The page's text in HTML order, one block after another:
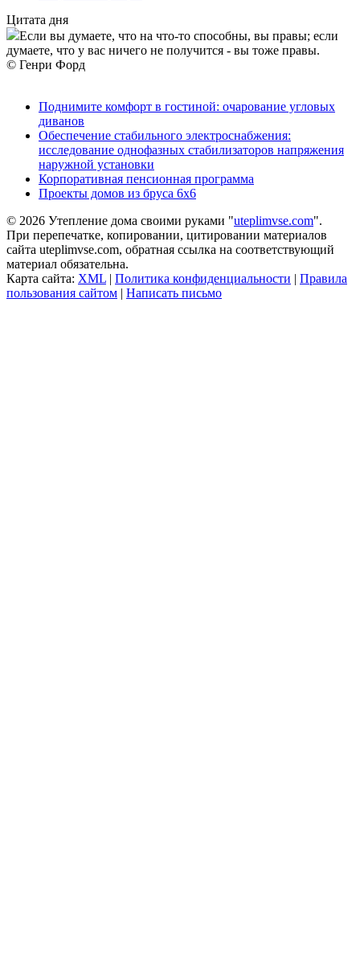
Цитата дня
Если вы думаете, что на что-то способны, вы правы; если
думаете, что у вас ничего не получится - вы тоже правы.
© Генри Форд
Поднимите комфорт в гостиной: очарование угловых
диванов
Обеспечение стабильного электроснабжения:
исследование однофазных стабилизаторов напряжения
наружной установки
Корпоративная пенсионная программа
Проекты домов из бруса 6х6
© 2026 Утепление дома своими руками "uteplimvse.com".
При перепечатке, копировании, цитировании материалов
сайта uteplimvse.com, обратная ссылка на соответствующий
материал обязательна.
Карта сайта: XML | Политика конфиденциальности | Правила
пользования сайтом | Написать письмо